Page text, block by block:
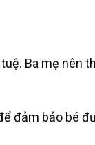
Ba mẹ
đảm bảo bé